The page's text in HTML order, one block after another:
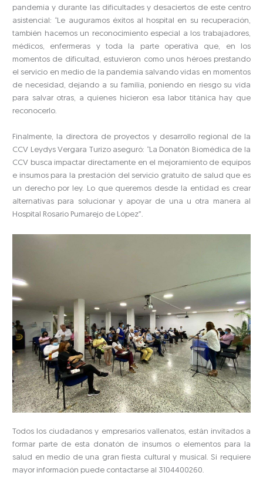
pandemia y durante las dificultades y desaciertos de este centro
asistencial: “Le auguramos éxitos al hospital en su recuperación,
también hacemos un reconocimiento especial a los trabajadores,
médicos, enfermeras y toda la parte operativa que, en los
momentos de dificultad, estuvieron como unos héroes prestando
el servicio en medio de la pandemia salvando vidas en momentos
de necesidad, dejando a su familia, poniendo en riesgo su vida
para salvar otras, a quienes hicieron esa labor titánica hay que
reconocerlo.
Finalmente, la directora de proyectos y desarrollo regional de la
CCV Leydys Vergara Turizo aseguró: “La Donatón Biomédica de la
CCV busca impactar directamente en el mejoramiento de equipos
e insumos para la prestación del servicio gratuito de salud que es
un derecho por ley. Lo que queremos desde la entidad es crear
alternativas para solucionar y apoyar de una u otra manera al
Hospital Rosario Pumarejo de López”.
Todos los ciudadanos y empresarios vallenatos, están invitados a
formar parte de esta donatón de insumos o elementos para la
salud en medio de una gran fiesta cultural y musical. Si requiere
mayor información puede contactarse al 3104400260.